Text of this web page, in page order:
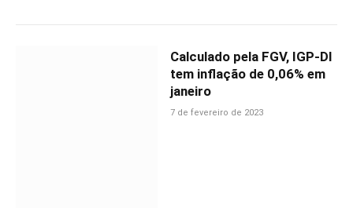
Calculado pela FGV, IGP-DI
tem inflação de 0,06% em
janeiro
7 de fevereiro de 2023